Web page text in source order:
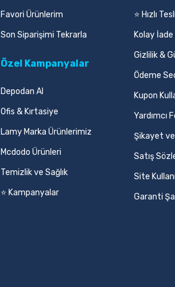
Favori Ürünlerim
Son Siparişimi Tekrarla
Özel Kampanyalar
Depodan Al
Ofis & Kırtasiye
Lamy Marka Ürünlerimiz
Mcdodo Ürünleri
Temizlik ve Sağlık
⭐ Kampanyalar
⭐ Hızlı
Kolay
Gizlilik &
Ödeme
Kupon
Yardımcı
Şikayet
Satış
Site
Garanti